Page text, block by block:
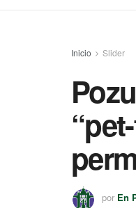
Inicio Slider
por En